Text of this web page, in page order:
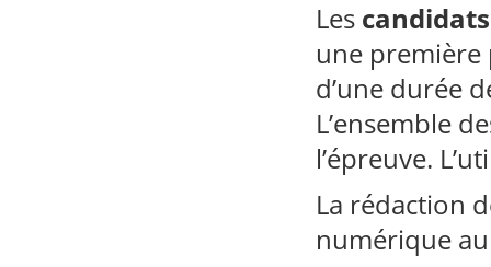
Les candidats
une première
d’une durée
L’ensemble
l’épreuve.
La rédaction
numérique